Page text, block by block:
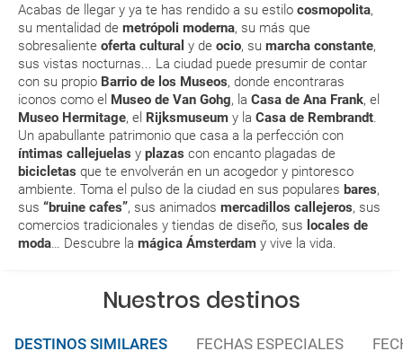
Acabas de llegar y ya te has rendido a su estilo cosmopolita,
su mentalidad de metrópoli moderna, su más que
sobresaliente oferta cultural y de ocio, su marcha constante,
sus vistas nocturnas... La ciudad puede presumir de contar
con su propio Barrio de los Museos, donde encontraras
iconos como el Museo de Van Gohg, la Casa de Ana Frank, el
Museo Hermitage, el Rijksmuseum y la Casa de Rembrandt
Un apabullante patrimonio que casa a la perfección con
íntimas callejuelas y plazas con encanto plagadas de
bicicletas que te envolverán en un acogedor y pintoresco
ambiente. Toma el pulso de la ciudad en sus populares bares,
sus “bruine cafes”, sus animados mercadillos callejeros, sus
comercios tradicionales y tiendas de diseño, sus locales de
moda … Descubre la mágica Ámsterdam y vive la vida.
¿Qué caducidad debe tener mi pasaporte para ir
a...?
¿Con cuánta antelación tengo que estar en el
aeropuerto?
RESERVAR ¿Cómo puedo reservar un viaje de
paquete vacacional en la página web?
Al realizar la reserva, uno de los servicios ha
quedado de pendiente de confirmación ¿Cómo
¿Cómo sé si hay plazas disponibles en el viaje que
Nuestros destinos
DESTINOS SIMILARES FECHAS ESPECIALES